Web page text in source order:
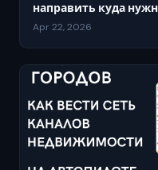
направить куда
Apr 22, 2026